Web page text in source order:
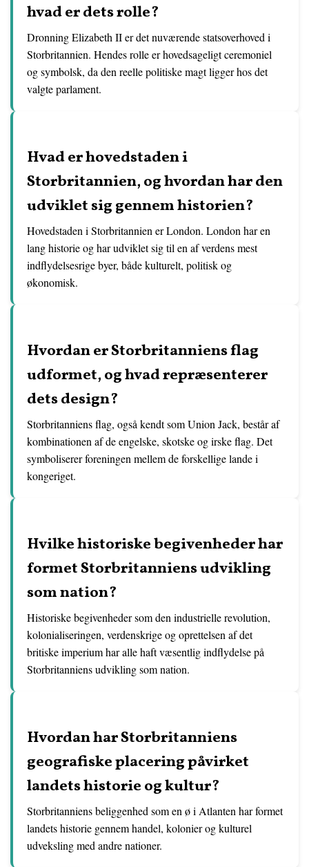
hvad er dets rolle?
Dronning Elizabeth II er det nuværende statsoverhoved i
Storbritannien. Hendes rolle er hovedsageligt ceremoniel
og symbolsk, da den reelle politiske magt ligger hos det
valgte parlament.
Hvad er hovedstaden i
Storbritannien, og hvordan har den
udviklet sig gennem historien?
Hovedstaden i Storbritannien er London. London har en
lang historie og har udviklet sig til en af verdens mest
indflydelsesrige byer, både kulturelt, politisk og
økonomisk.
Hvordan er Storbritanniens flag
udformet, og hvad repræsenterer
dets design?
Storbritanniens flag, også kendt som Union Jack, består af
kombinationen af de engelske, skotske og irske flag. Det
symboliserer foreningen mellem de forskellige lande i
kongeriget.
Hvilke historiske begivenheder har
formet Storbritanniens udvikling
som nation?
Historiske begivenheder som den industrielle revolution,
kolonialiseringen, verdenskrige og oprettelsen af det
britiske imperium har alle haft væsentlig indflydelse på
Storbritanniens udvikling som nation.
Hvordan har Storbritanniens
geografiske placering påvirket
landets historie og kultur?
Storbritanniens beliggenhed som en ø i Atlanten har formet
landets historie gennem handel, kolonier og kulturel
udveksling med andre nationer.